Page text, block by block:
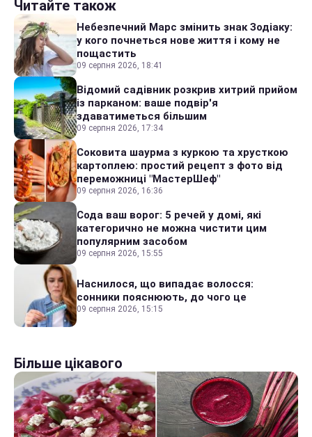
Читайте також
Небезпечний Марс змінить знак Зодіаку:
у кого почнеться нове життя і кому не
пощастить
09 серпня 2026, 18:41
Відомий садівник розкрив хитрий прийом
із парканом: ваше подвір'я
здаватиметься більшим
09 серпня 2026, 17:34
Соковита шаурма з куркою та хрусткою
картоплею: простий рецепт з фото від
переможниці "МастерШеф"
09 серпня 2026, 16:36
Сода ваш ворог: 5 речей у домі, які
категорично не можна чистити цим
популярним засобом
09 серпня 2026, 15:55
Наснилося, що випадає волосся:
сонники пояснюють, до чого це
09 серпня 2026, 15:15
Більше цікавого